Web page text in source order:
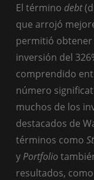
El término debt
que arrojó
permitió
inversión del
comprendido
número
muchos de los
destacados de
términos como
y Portfolio
resultados,